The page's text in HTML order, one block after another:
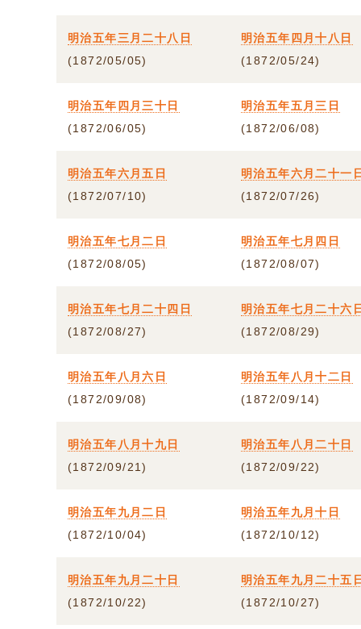
明治五年三月二十八日
(1872/05/05)
明治五年四月十八日
(1872/05/24)
明治五年四月三十日
(1872/06/05)
明治五年五月三日
(1872/06/08)
明治五年六月五日
(1872/07/10)
明治五年六月二十一
(1872/07/26)
明治五年七月二日
(1872/08/05)
明治五年七月四日
(1872/08/07)
明治五年七月二十四日
(1872/08/27)
明治五年七月二十六
(1872/08/29)
明治五年八月六日
(1872/09/08)
明治五年八月十二日
(1872/09/14)
明治五年八月十九日
(1872/09/21)
明治五年八月二十日
(1872/09/22)
明治五年九月二日
(1872/10/04)
明治五年九月十日
(1872/10/12)
明治五年九月二十日
(1872/10/22)
明治五年九月二十五
(1872/10/27)